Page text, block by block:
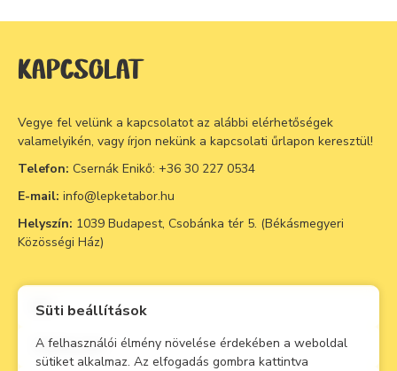
KAPCSOLAT
Vegye fel velünk a kapcsolatot az alábbi elérhetőségek
valamelyikén, vagy írjon nekünk a kapcsolati űrlapon keresztül!
Telefon: Csernák Enikő: +36 30 227 0534
E-mail: info@lepketabor.hu
Helyszín: 1039 Budapest, Csobánka tér 5. (Békásmegyeri
Közösségi Ház)
Süti beállítások
A felhasználói élmény növelése érdekében a weboldal
sütiket alkalmaz. Az elfogadás gombra kattintva